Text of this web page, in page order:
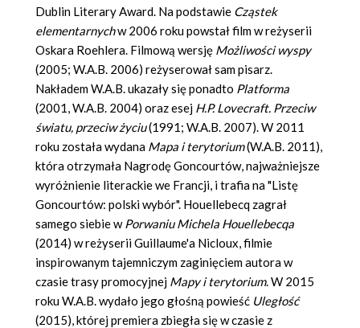
Dublin Literary Award. Na podstawie Cząstek
elementarnychw 2006 roku powstał film w reżyserii
Oskara Roehlera. Filmową wersję Możliwości wyspy
(2005; W.A.B. 2006) reżyserował sam pisarz.
Nakładem W.A.B. ukazały się ponadto Platforma
(2001, W.A.B. 2004) oraz esej H.P. Lovecraft. Przeciw
światu, przeciw życiu(1991; W.A.B. 2007). W 2011
roku została wydana Mapa i terytorium(W.A.B. 2011),
która otrzymała Nagrodę Goncourtów, najważniejsze
wyróżnienie literackie we Francji, i trafia na "Listę
Goncourtów: polski wybór". Houellebecq zagrał
samego siebie wPorwaniu Michela Houellebecqa
(2014) w reżyserii Guillaume'a Nicloux, filmie
inspirowanym tajemniczym zaginięciem autora w
czasie trasy promocyjnej Mapy i terytorium. W 2015
roku W.A.B. wydało jego głośną powieść Uległość
(2015), której premiera zbiegła się w czasie z